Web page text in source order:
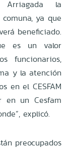
Arriagada la
ya que
beneficiado.
es un valor
funcionarios,
y la atención
en el CESFAM
en un Cesfam
explicó.
preocupados